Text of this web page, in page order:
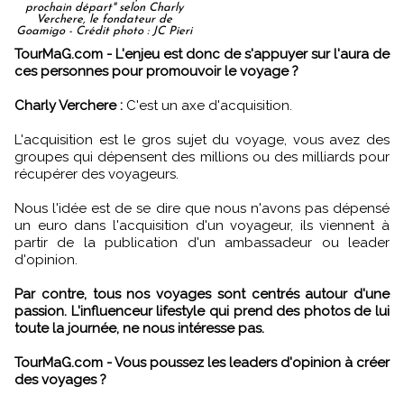
prochain départ" selon Charly
Verchere, le fondateur de
Goamigo - Crédit photo : JC Pieri
TourMaG.com - L'enjeu est donc de s'appuyer sur l'aura de
ces personnes pour promouvoir le voyage ?
Charly Verchere : C'est un axe d'acquisition.
L'acquisition est le gros sujet du voyage, vous avez des
groupes qui dépensent des millions ou des milliards pour
récupérer des voyageurs.
Nous l'idée est de se dire que nous n'avons pas dépensé
un euro dans l'acquisition d'un voyageur, ils viennent à
partir de la publication d'un ambassadeur ou leader
d'opinion.
Par contre, tous nos voyages sont centrés autour d'une
passion. L'influenceur lifestyle qui prend des photos de lui
toute la journée, ne nous intéresse pas.
TourMaG.com - Vous poussez les leaders d'opinion à créer
des voyages ?